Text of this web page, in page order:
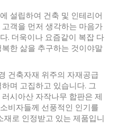
설립하여 건축 및 인테리어
객을 먼저 생각하는 마음가
. 더욱이나 요즘같이 복잡 다
한 삶을 추구하는 것이야말
건축자재 위주의 자재공급
며 고집하고 있습니다. 그
시아산 자작나무 합판은 제
비자들께 선풍적인 인기를
로 인정받고 있는 제품입니